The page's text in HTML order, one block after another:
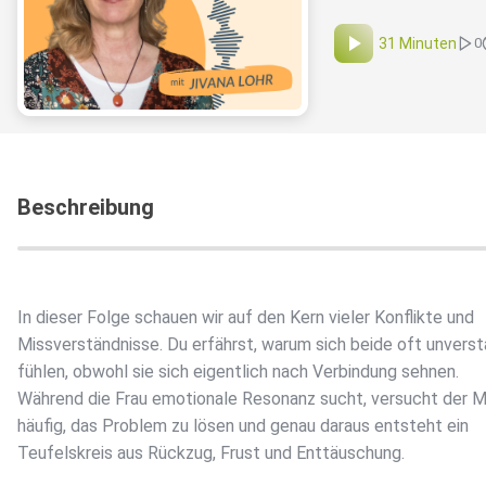
31 Minuten 0
Beschreibung
In dieser Folge schauen wir auf den Kern vieler Konflikte und
Missverständnisse. Du erfährst, warum sich beide oft
fühlen, obwohl sie sich eigentlich nach Verbindung sehnen.
Während die Frau emotionale Resonanz sucht, versucht der
häufig, das Problem zu lösen und genau daraus entsteht ein
Teufelskreis aus Rückzug, Frust und Enttäuschung.